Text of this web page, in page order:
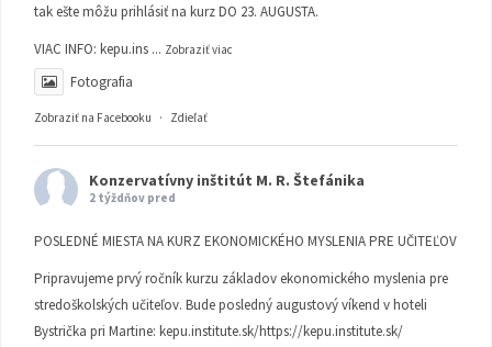
tak ešte môžu prihlásiť na kurz DO 23. AUGUSTA.
VIAC INFO: kepu.ins ... Zobraziť viac
Fotografia
Zobraziť na Facebooku · Zdieľať
Konzervatívny inštitút M. R. Štefánika
2 týždňov pred
POSLEDNÉ MIESTA NA KURZ EKONOMICKÉHO MYSLENIA PRE UČITEĽOV
Pripravujeme prvý ročník kurzu základov ekonomického myslenia pre
stredoškolských učiteľov. Bude posledný augustový víkend v hoteli
Bystrička pri Martine: kepu.institute.sk/https://kepu.institute.sk/